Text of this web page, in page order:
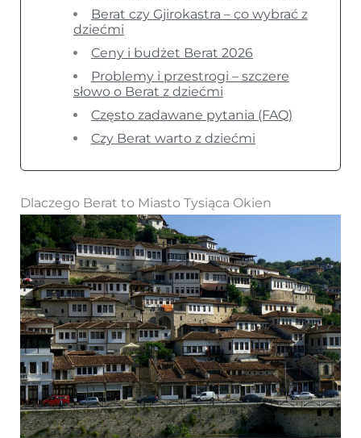
Berat czy Gjirokastra – co wybrać z
dziećmi
Ceny i budżet Berat 2026
Problemy i przestrogi – szczere
słowo o Berat z dziećmi
Często zadawane pytania (FAQ)
Czy Berat warto z dziećmi
Dlaczego Berat to Miasto Tysiąca Okien